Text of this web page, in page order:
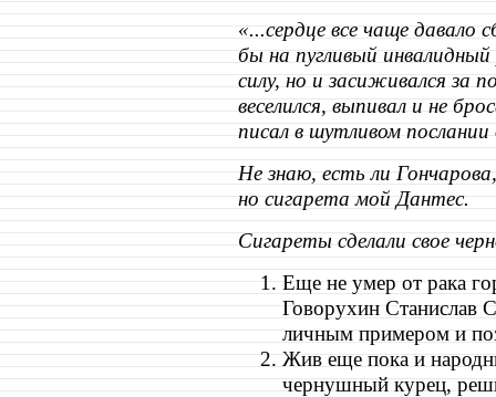
«...сердце все чаще давало
бы на пугливый
силу, но и засиживался за
веселился, выпивал и не
писал в шутливом послании
Не знаю, есть ли Гончарова,
но сигарета мой Дантес.
Сигареты сделали свое
Еще не умер от рака
Говорухин Станислав
личным примером и
Жив еще пока и
чернушный курец,